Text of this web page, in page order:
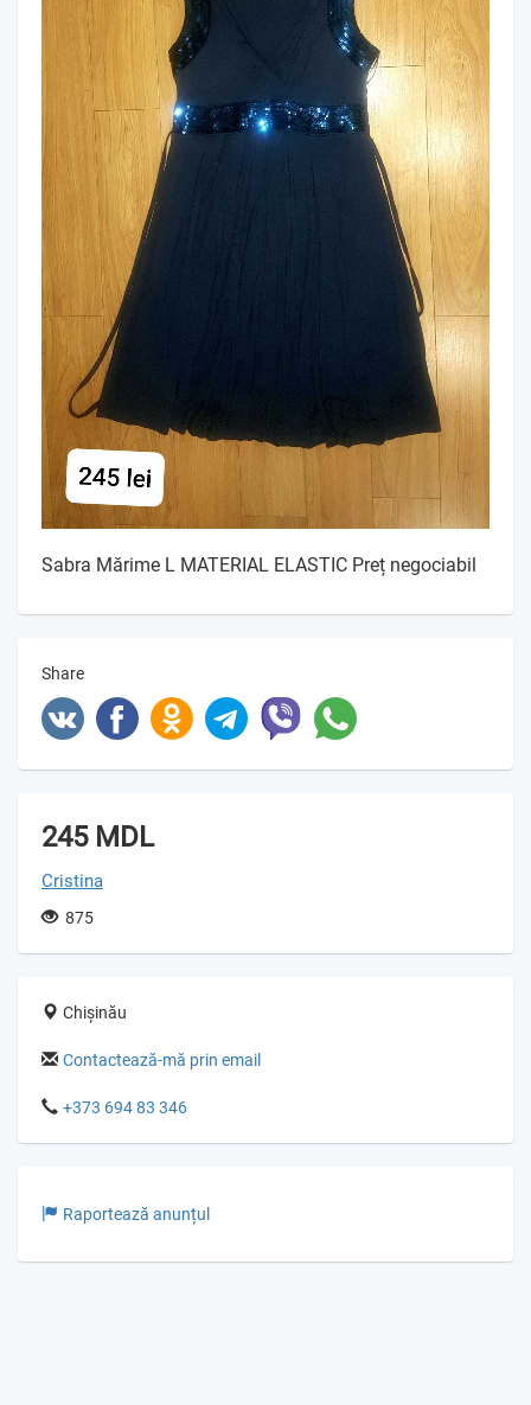
Sabra Mărime L MATERIAL ELASTIC Preț negociabil
Share
245 MDL
Cristina
875
Chișinău
Contactează-mă prin email
+373 694 83 346
Raportează anunțul